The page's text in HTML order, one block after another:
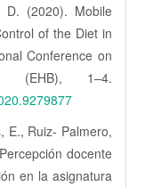
D. (2020). Mobile
of the Diet in
Conference on
(EHB), 1–4.
E., Ruiz- Palmero,
docente
en la asignatura